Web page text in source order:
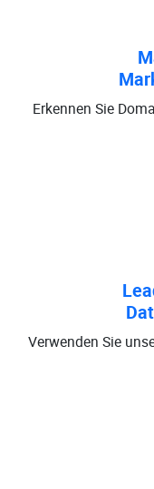
Erkennen Sie
Verwenden Sie